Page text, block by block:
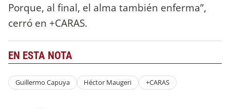
Porque, al final, el alma también enferma”,
cerró en +CARAS.
EN ESTA NOTA
Guillermo Capuya Héctor Maugeri +CARAS